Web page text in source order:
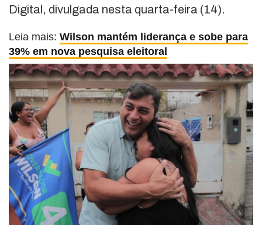
Digital, divulgada nesta quarta-feira (14).
Leia mais: Wilson mantém liderança e sobe para
39% em nova pesquisa eleitoral